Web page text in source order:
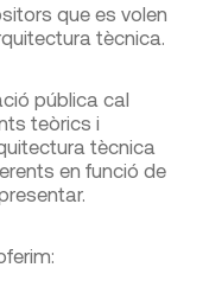
que es volen
tècnica.
pública cal
teòrics i
tècnica
en funció de